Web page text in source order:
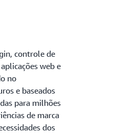
controle de
web e
no
e baseados
para milhões
de marca
dos